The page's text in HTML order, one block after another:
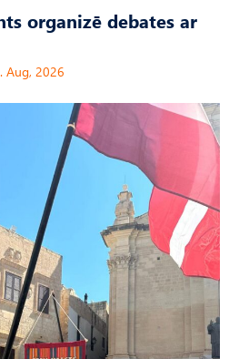
organizē debates ar
Aug, 2026